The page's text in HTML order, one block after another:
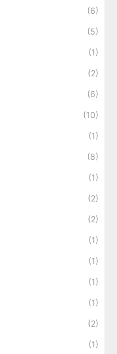
(6)
(5)
(1)
(2)
(6)
(10)
(1)
(8)
(1)
(2)
(2)
(1)
(1)
(1)
(1)
(2)
(1)